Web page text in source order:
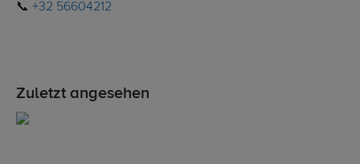
📞 +32 56604212
Zuletzt angesehen